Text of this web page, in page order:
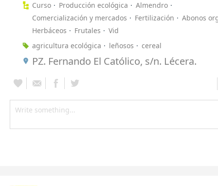
Curso Producción ecológica
Almendro
Comercialización y mercados
Fertilización
Abonos
Herbáceos
Frutales
Vid
agricultura ecológica
leñosos cereal
PZ. Fernando El Católico, s/n. Lécera.